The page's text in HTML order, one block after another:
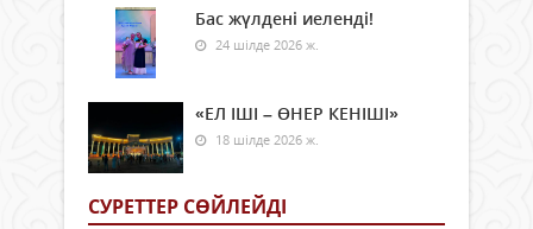
Бас жүлдені иеленді!
24 шілде 2026 ж.
«ЕЛ ІШІ – ӨНЕР КЕНІШІ»
18 шілде 2026 ж.
СУРЕТТЕР СӨЙЛЕЙДI